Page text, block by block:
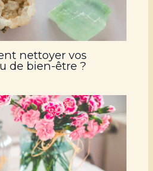
nettoyer vos
de bien-être ?